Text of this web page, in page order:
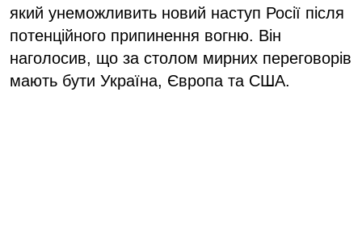
який унеможливить новий наступ Росії після
потенційного припинення вогню. Він
наголосив, що за столом мирних переговорів
мають бути Україна, Європа та США.